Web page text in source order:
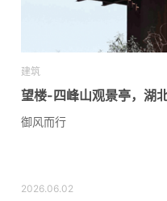
建筑
望楼-四峰山观景亭，湖
御风而行
2026.06.02